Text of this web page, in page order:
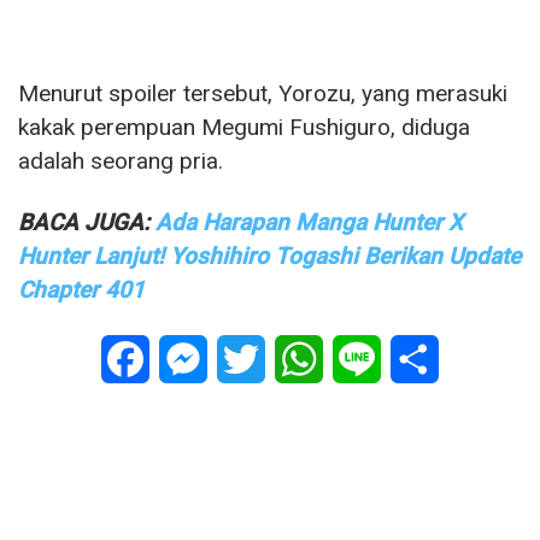
Menurut spoiler tersebut, Yorozu, yang merasuki
kakak perempuan Megumi Fushiguro, diduga
adalah seorang pria.
BACA JUGA:Ada Harapan Manga Hunter X
Hunter Lanjut! Yoshihiro Togashi Berikan Update
Chapter 401
FacebookMessenger
Twitter WhatsApp
Line